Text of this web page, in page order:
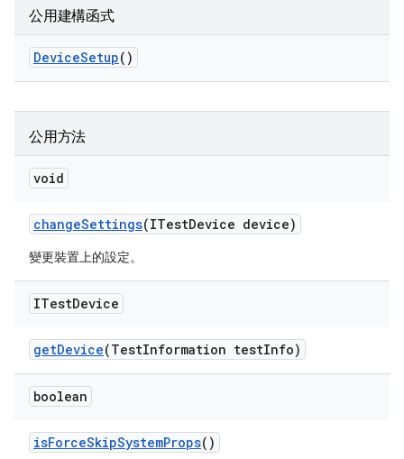
公用建構函式
DeviceSetup()
公用方法
void
changeSettings(ITestDevice device)
變更裝置上的設定。
ITestDevice
getDevice(TestInformation testInfo)
boolean
isForceSkipSystemProps()